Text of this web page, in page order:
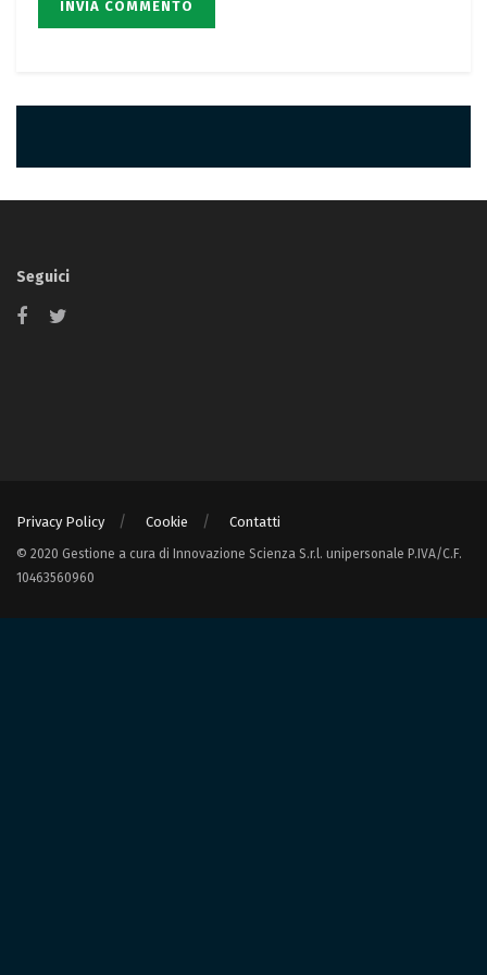
Seguici
Privacy Policy Cookie Contatti
© 2020 Gestione a cura di Innovazione Scienza S.r.l. unipersonale P.IVA/C.F.
10463560960